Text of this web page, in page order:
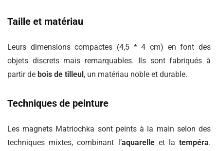
Taille et matériau
Leurs dimensions compactes (4,5 * 4 cm) en font des
objets discrets mais remarquables. Ils sont fabriqués à
partir de bois de tilleul, un matériau noble et durable.
Techniques de peinture
Les magnets Matriochka sont peints à la main selon des
techniques mixtes, combinant l’aquarelleet la tempéra.